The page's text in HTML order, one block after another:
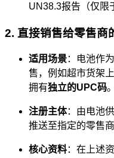
UN38.3报告（仅限
2. 直接销售给零售商
适用场景：电池作
售，例如超市货架
拥有独立的UPC码。
注册主体：由电池
推送至指定的零售商
核心资料：在上述